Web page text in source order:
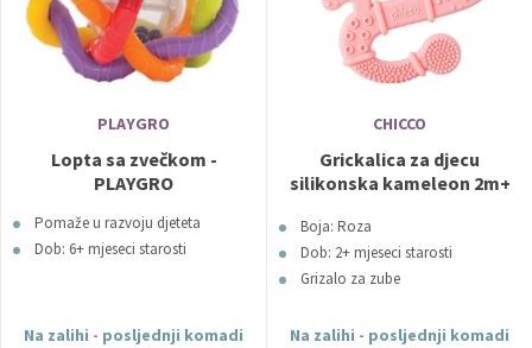
PLAYGRO
Lopta sa zvečkom -
PLAYGRO
Pomaže u razvoju djeteta
Dob: 6+ mjeseci starosti
Na zalihi - posljednji komadi
CHICCO
Grickalica za djecu
silikonska kameleon 2m+
Boja: Roza
Dob: 2+ mjeseci starosti
Grizalo za zube
Na zalihi - posljednji komadi